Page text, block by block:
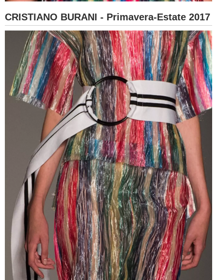
CRISTIANO BURANI - Primavera-Estate 2017